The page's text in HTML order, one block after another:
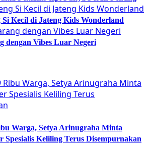
Kecil di Jateng Kids Wonderland
dengan Vibes Luar Negeri
Warga, Setya Arinugraha Minta
Spesialis Keliling Terus Disempurnakan